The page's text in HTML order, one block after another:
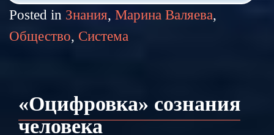
Posted in Знания, Марина Валяева,
Общество, Система
«Оцифровка» сознания
человека